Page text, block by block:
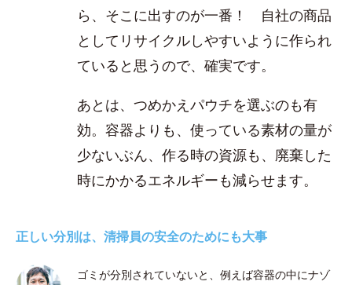
ら、そこに出すのが一番！ 自社の商品
としてリサイクルしやすいように作られ
ていると思うので、確実です。
あとは、つめかえパウチを選ぶのも有
効。容器よりも、使っている素材の量が
少ないぶん、作る時の資源も、廃棄した
時にかかるエネルギーも減らせます。
正しい分別は、清掃員の安全のためにも大事
ゴミが分別されていないと、例えば容器の中にナゾ